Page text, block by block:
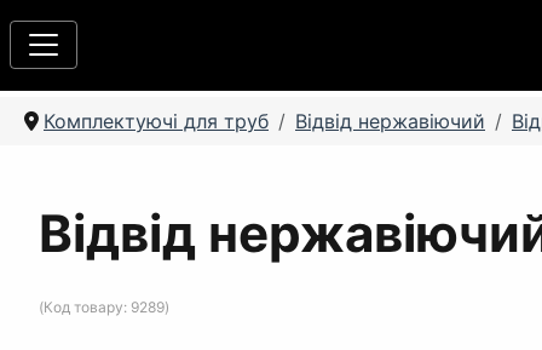
Комплектуючі для труб Відвід нержавіючий
Відвід
(Код товару: 9289)